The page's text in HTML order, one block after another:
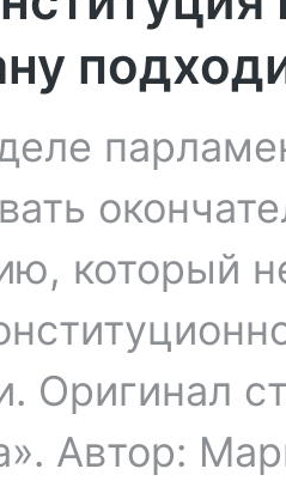
который
Оригинал
Автор: